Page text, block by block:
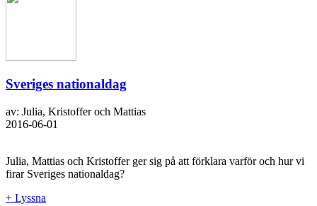
Sveriges nationaldag
av: Julia, Kristoffer och Mattias
2016-06-01
Julia, Mattias och Kristoffer ger sig på att förklara varför och hur vi
firar Sveriges nationaldag?
+ Lyssna